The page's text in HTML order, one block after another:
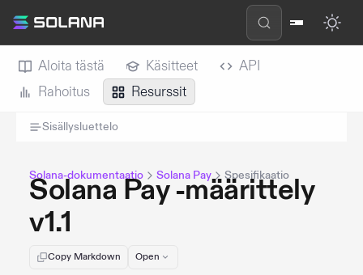
Aloita tästä Käsitteet
API
Rahoitus
Resurssit
Sisällysluettelo
Solana-dokumentaatio Solana Pay Spesifikaatio
Solana Pay -määrittely
v1.1
Copy Markdown Open